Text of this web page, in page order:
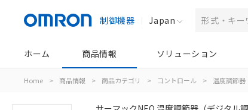
制御機器 Japan
ホーム 商品情報 ソリューション
Home > 商品情報 > 商品カテゴリ > コントロール > 温度調節器